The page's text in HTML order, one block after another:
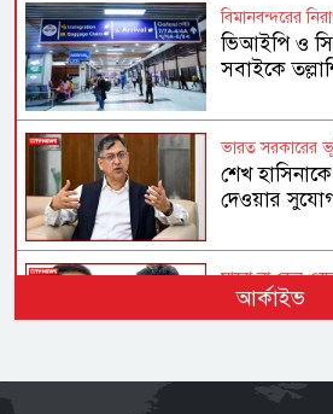
বিমানবন্দরের
ভিআইপি ও
সবাইকে
ভারত সরকারের
শেখ
দেওয়ার
মারো না কেন
ওবায়দুল
আর্কাইভ